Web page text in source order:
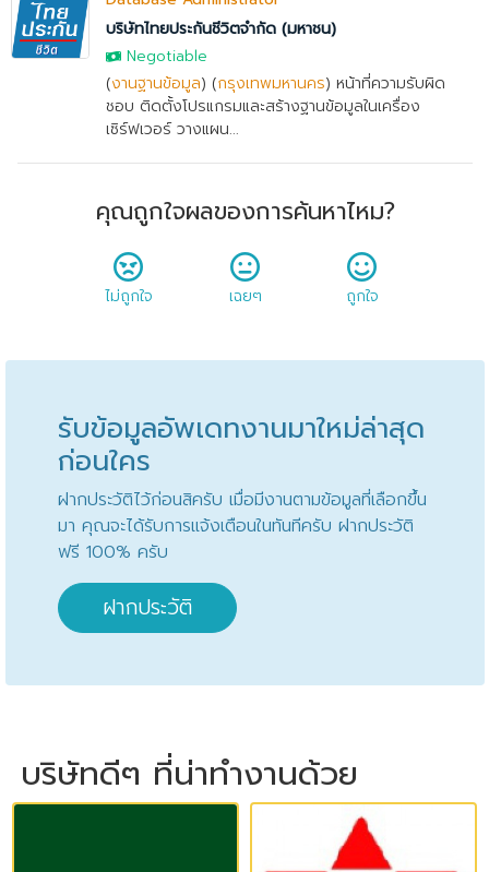
บริษัทไทยประกันชีวิตจำกัด (มหาชน)
Negotiable
(งานฐานข้อมูล) (กรุงเทพมหานคร) หน้าที่ความรับผิด
ชอบ ติดตั้งโปรแกรมและสร้างฐานข้อมูลในเครื่อง
เซิร์ฟเวอร์ วางแผน...
คุณถูกใจผลของการค้นหาไหม?
ไม่ถูกใจ เฉยๆ ถูกใจ
รับข้อมูลอัพเดทงานมาใหม่ล่าสุด
ก่อนใคร
ฝากประวัติไว้ก่อนสิครับ เมื่อมีงานตามข้อมูลที่เลือกขึ้น
มา คุณจะได้รับการแจ้งเตือนในทันทีครับ ฝากประวัติ
ฟรี 100% ครับ
ฝากประวัติ
บริษัทดีๆ ที่น่าทำงานด้วย